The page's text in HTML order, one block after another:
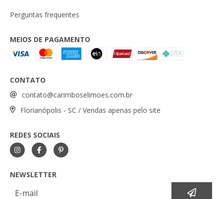
Perguntas frequentes
MEIOS DE PAGAMENTO
CONTATO
contato@carimboselimoes.com.br
Florianópolis - SC / Vendas apenas pelo site
REDES SOCIAIS
NEWSLETTER